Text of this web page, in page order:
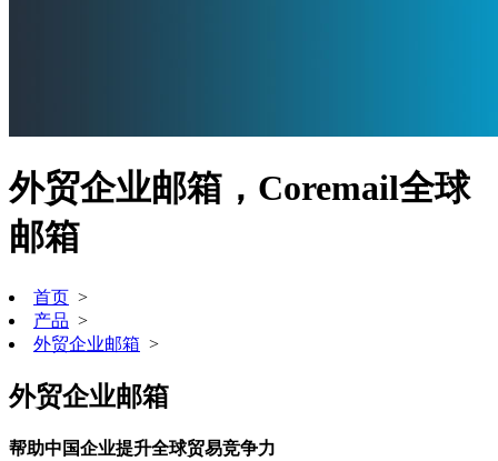
外贸企业邮箱，Coremail全球
邮箱
首页 >
产品 >
外贸企业邮箱 >
外贸企业邮箱
帮助中国企业提升全球贸易竞争力